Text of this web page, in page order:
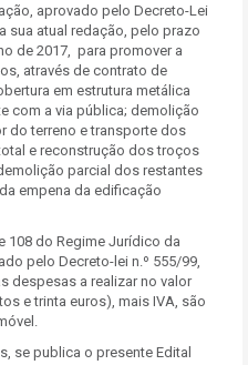
aprovado pelo Decreto-Lei
sua atual redação, pelo prazo
de 2017, para promover a
através de contrato de
em estrutura metálica
com a via pública; demolição
do terreno e transporte dos
e reconstrução dos troços
parcial dos restantes
empena da edificação
108 do Regime Jurídico da
pelo Decreto-lei n.º 555/99,
despesas a realizar no valor
e trinta euros), mais IVA, são
se publica o presente Edital